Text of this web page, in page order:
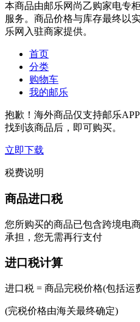
本商品由邮乐网尚乙购家电专
服务。商品价格与库存最终以
乐网入驻商家提供。
首页
分类
购物车
我的邮乐
抱歉！海外商品仅支持邮乐
找到该商品后，即可购买。
立即下载
税费说明
商品进口税
您所购买的商品已包含跨境电
承担，您无需再行支付
进口税计算
进口税 = 商品完税价格(包括运
(完税价格由海关最终确定)